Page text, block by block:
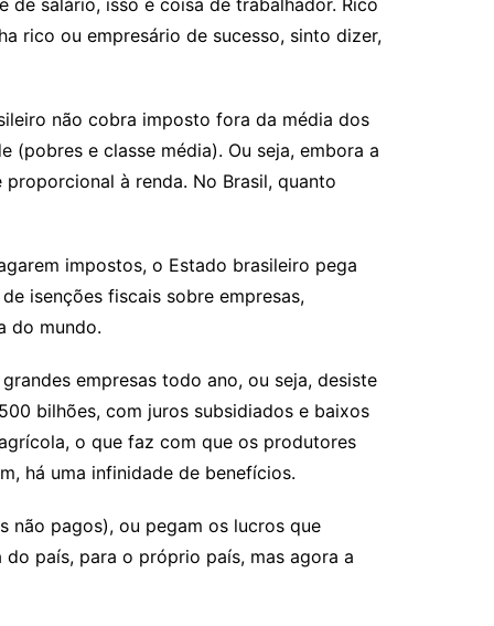
salário, isso é coisa de trabalhador. Rico
rico ou empresário de sucesso, sinto dizer,
não cobra imposto fora da média dos
(pobres e classe média). Ou seja, embora a
à renda. No Brasil, quanto
impostos, o Estado brasileiro pega
isenções fiscais sobre empresas,
do mundo.
empresas todo ano, ou seja, desiste
bilhões, com juros subsidiados e baixos
o que faz com que os produtores
há uma infinidade de benefícios.
não pagos), ou pegam os lucros que
país, para o próprio país, mas agora a